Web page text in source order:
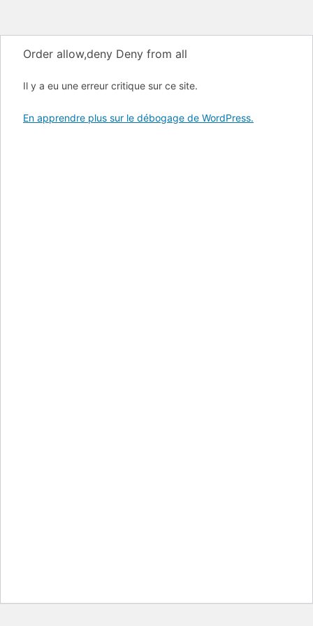
Order allow,deny Deny from all
Il y a eu une erreur critique sur ce site.
En apprendre plus sur le débogage de WordPress.